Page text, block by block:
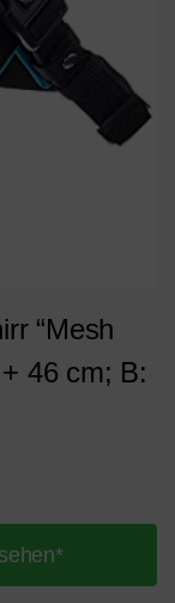
“Mesh
46 cm; B: